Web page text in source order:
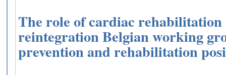
The role of cardiac
reintegration Belgian working
prevention and rehabilitation